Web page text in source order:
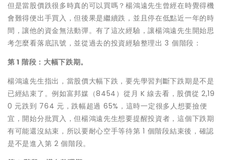
但是當股價跌很多時真的可以買嗎？楊鴻遠先生曾經在時覺得機
會難得便出手買入，但後果是繼續跌，並且停在低點近一年的時
間，讓他的資金無法動彈。有了這次經驗，讓楊鴻遠先生開始思
考怎麼看落底訊號，並從過去的投資經驗整理出 3 個階段：
第 1 階段：大幅下跌期。
楊鴻遠先生指出，當股價大幅下跌，要先學習判斷下跌期是不是
已經結束了。例如富邦媒（8454）從月 K 線去看，股價從 2,19
0 元跌到 764 元，跌幅超過 65%，這時一定很多人想要撿便
宜，開始分批買入，但楊鴻遠先生想要提醒投資者，這個下跌期
有可能還沒結束，所以要耐心空手等待第 1 個階段結束後，確認
是不是進入第 2 個階段。